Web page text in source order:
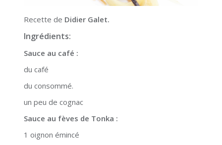
Recette de Didier Galet.
Ingrédients:
Sauce au café :
du café
du consommé.
un peu de cognac
Sauce au fèves de Tonka :
1 oignon émincé